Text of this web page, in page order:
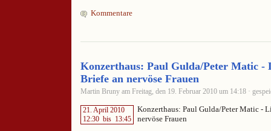
Kommentare
Konzerthaus: Paul Gulda/Peter Matic -
Briefe an nervöse Frauen
Martin Bruny am Freitag, den 19. Februar 2010 um 14:18 ·
21. April 2010
12:30 bis 13:45
Konzerthaus: Paul Gulda/Peter Matic -
nervöse Frauen